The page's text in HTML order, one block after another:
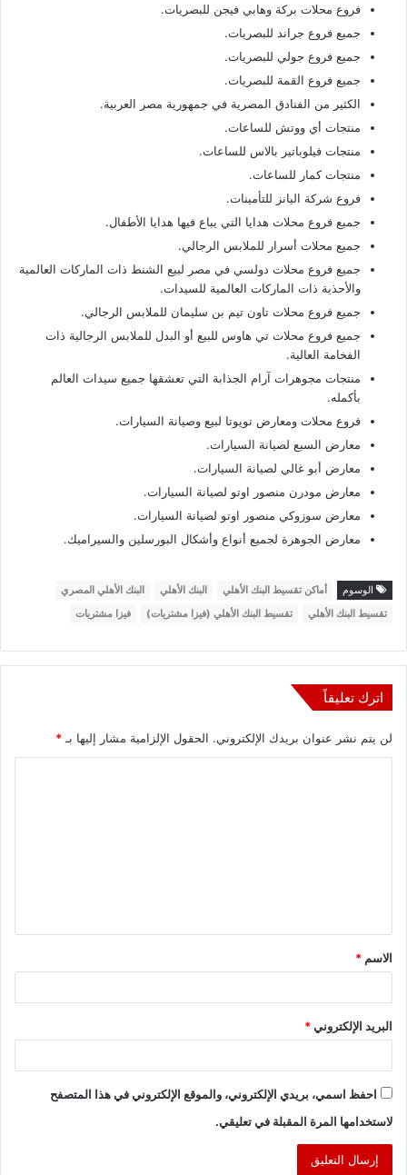
فروع محلات بركة وهابي فيجن للبصريات.
جميع فروع جراند للبصريات.
جميع فروع جولي للبصريات.
جميع فروع القمة للبصريات.
الكثير من الفنادق المصرية في جمهورية مصر العربية.
منتجات أي ووتش للساعات.
منتجات فيلوباتير بالاس للساعات.
منتجات كمار للساعات.
فروع شركة اليانز للتأمينات.
جميع فروع محلات هدايا التي يباع فيها هدايا الأطفال.
جميع محلات أسرار للملابس الرجالي.
جميع فروع محلات دولسي في مصر لبيع الشنط ذات الماركات العالمية
والأحذية ذات الماركات العالمية للسيدات.
جميع فروع محلات تاون تيم بن سليمان للملابس الرجالي.
جميع فروع محلات تي هاوس للبيع أو البدل للملابس الرجالية ذات
الفخامة العالية.
منتجات مجوهرات آرام الجذابة التي تعشقها جميع سيدات العالم
بأكمله.
فروع محلات ومعارض تويوتا لبيع وصيانة السيارات.
معارض السبع لصيانة السيارات.
معارض أبو غالي لصيانة السيارات.
معارض مودرن منصور اوتو لصيانة السيارات.
معارض سوزوكي منصور اوتو لصيانة السيارات.
معارض الجوهرة لجميع أنواع وأشكال البورسلين والسيراميك.
الوسوم أماكن تقسيط البنك الأهلي البنك الأهلي
البنك الأهلي المصري
تقسيط البنك الأهلي
تقسيط البنك الأهلي (فيزا مشتريات) فيزا مشتريات
اترك تعليقاً
لن يتم نشر عنوان بريدك الإلكتروني. الحقول الإلزامية مشار إليها بـ *
ق
*
الاسم *
البريد الإلكتروني*
احفظ اسمي، بريدي الإلكتروني، والموقع الإلكتروني في هذا المتصفح
لاستخدامها المرة المقبلة في تعليقي.